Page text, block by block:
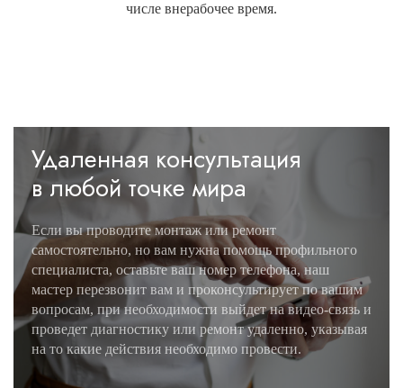
числе внерабочее время.
Удаленная консультация
в любой точке мира
Если вы проводите монтаж или ремонт
самостоятельно, но вам нужна помощь профильного
специалиста, оставьте ваш номер телефона, наш
мастер перезвонит вам и проконсультирует по вашим
вопросам, при необходимости выйдет на видео-связь и
проведет диагностику или ремонт удаленно, указывая
на то какие действия необходимо провести.